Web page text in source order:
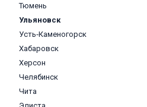
Тюмень
Ульяновск
Усть‑Каменогорск
Хабаровск
Херсон
Челябинск
Чита